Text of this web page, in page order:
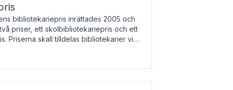
bibliotekariepris inrättades 2005 och
priser, ett skolbibliotekariepris och ett
Priserna skall tilldelas bibliotekarier vid
som gjort värdefull